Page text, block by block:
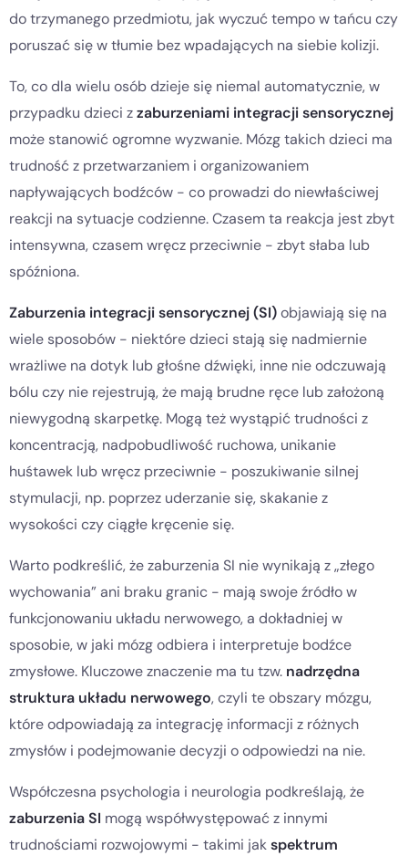
do trzymanego przedmiotu, jak wyczuć tempo w tańcu czy
poruszać się w tłumie bez wpadających na siebie kolizji.
To, co dla wielu osób dzieje się niemal automatycznie, w
przypadku dzieci zzaburzeniami integracji sensorycznej
może stanowić ogromne wyzwanie. Mózg takich dzieci ma
trudność z przetwarzaniem i organizowaniem
napływających bodźców - co prowadzi do niewłaściwej
reakcji na sytuacje codzienne. Czasem ta reakcja jest zbyt
intensywna, czasem wręcz przeciwnie - zbyt słaba lub
spóźniona.
Zaburzenia integracji sensorycznej (SI)objawiają się na
wiele sposobów - niektóre dzieci stają się nadmiernie
wrażliwe na dotyk lub głośne dźwięki, inne nie odczuwają
bólu czy nie rejestrują, że mają brudne ręce lub założoną
niewygodną skarpetkę. Mogą też wystąpić trudności z
koncentracją, nadpobudliwość ruchowa, unikanie
huśtawek lub wręcz przeciwnie - poszukiwanie silnej
stymulacji, np. poprzez uderzanie się, skakanie z
wysokości czy ciągłe kręcenie się.
Warto podkreślić, że zaburzenia SI nie wynikają z „złego
wychowania” ani braku granic - mają swoje źródło w
funkcjonowaniu układu nerwowego, a dokładniej w
sposobie, w jaki mózg odbiera i interpretuje bodźce
zmysłowe. Kluczowe znaczenie ma tu tzw. nadrzędna
struktura układu nerwowego, czyli te obszary mózgu,
które odpowiadają za integrację informacji z różnych
zmysłów i podejmowanie decyzji o odpowiedzi na nie.
Współczesna psychologia i neurologia podkreślają, że
zaburzenia SI mogą współwystępować z innymi
trudnościami rozwojowymi - takimi jakspektrum